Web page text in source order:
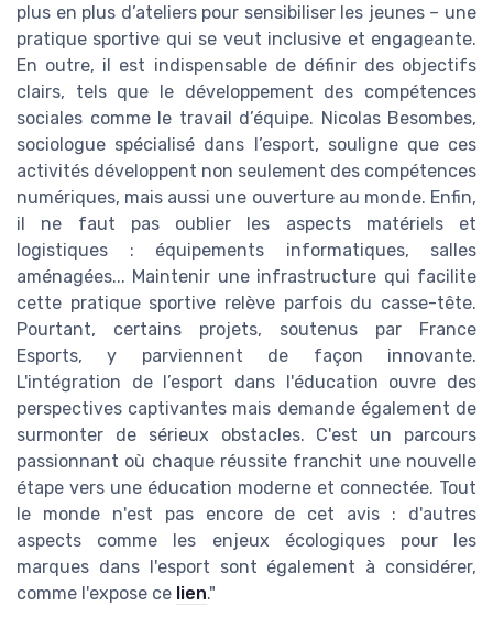
plus en plus d’ateliers pour sensibiliser les jeunes – une
pratique sportive qui se veut inclusive et engageante.
En outre, il est indispensable de définir des objectifs
clairs, tels que le développement des compétences
sociales comme le travail d’équipe. Nicolas Besombes,
sociologue spécialisé dans l’esport, souligne que ces
activités développent non seulement des compétences
numériques, mais aussi une ouverture au monde. Enfin,
il ne faut pas oublier les aspects matériels et
logistiques : équipements informatiques, salles
aménagées... Maintenir une infrastructure qui facilite
cette pratique sportive relève parfois du casse-tête.
Pourtant, certains projets, soutenus par France
Esports, y parviennent de façon innovante.
L'intégration de l’esport dans l'éducation ouvre des
perspectives captivantes mais demande également de
surmonter de sérieux obstacles. C'est un parcours
passionnant où chaque réussite franchit une nouvelle
étape vers une éducation moderne et connectée. Tout
le monde n'est pas encore de cet avis : d'autres
aspects comme les enjeux écologiques pour les
marques dans l'esport sont également à considérer,
comme l'expose ce lien."